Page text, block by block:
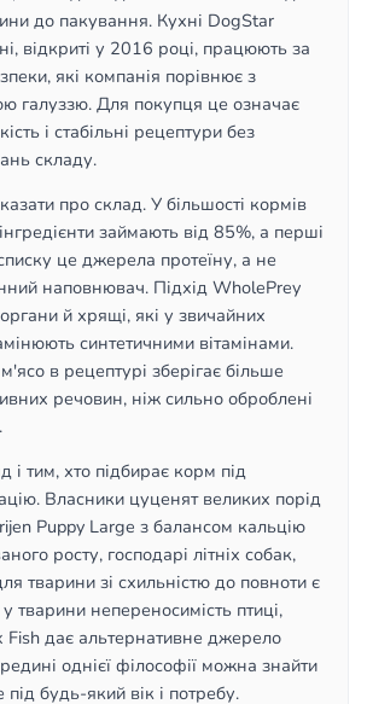
до пакування. Кухні DogStar
відкриті у 2016 році, працюють за
які компанія порівнює з
галуззю. Для покупця це означає
і стабільні рецептури без
складу.
про склад. У більшості кормів
займають від 85%, а перші
це джерела протеїну, а не
наповнювач. Підхід WholePrey
й хрящі, які у звичайних
синтетичними вітамінами.
в рецептурі зберігає більше
речовин, ніж сильно оброблені
і тим, хто підбирає корм під
Власники цуценят великих порід
Puppy Large з балансом кальцію
росту, господарі літніх собак,
тварини зі схильністю до повноти є
тварини непереносимість птиці,
дає альтернативне джерело
однієї філософії можна знайти
будь-який вік і потребу.